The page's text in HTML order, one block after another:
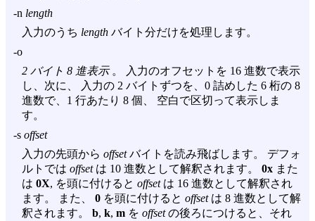
-n length
入力のうち length バイト分だけを処理します。
-o
2 バイト 8 進表示。 入力のオフセットを 16 進数で表示
し、次に、 入力の 2 バイトずつを、0 詰めした 6 桁の 8
進数で、1 行あたり 8 個、 空白で区切って表示しま
す。
-s offset
入力の先頭から offsetバイトを読み飛ばします。 デフォ
ルトでは offsetは 10 進数として解釈されます。 0x また
は 0X, を頭に付けると offsetは 16 進数として解釈され
ます。 また、 0 を頭に付けると offsetは 8 進数として解
釈されます。 b, k, m を offsetの後ろにつけると、それ